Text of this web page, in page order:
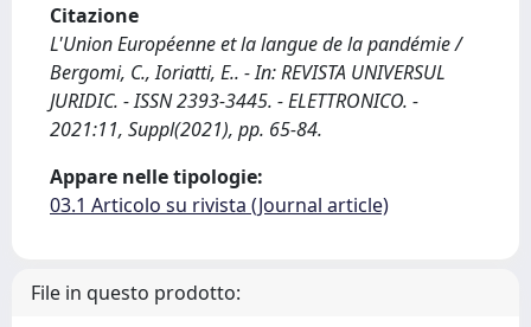
Citazione
L'Union Européenne et la langue de la pandémie /
Bergomi, C., Ioriatti, E.. - In: REVISTA UNIVERSUL
JURIDIC. - ISSN 2393-3445. - ELETTRONICO. -
2021:11, Suppl(2021), pp. 65-84.
Appare nelle tipologie:
03.1 Articolo su rivista (Journal article)
File in questo prodotto: